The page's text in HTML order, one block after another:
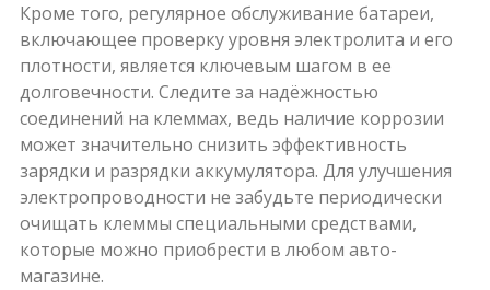
Кроме того, регулярное обслуживание батареи,
включающее проверку уровня электролита и его
плотности, является ключевым шагом в ее
долговечности. Следите за надёжностью
соединений на клеммах, ведь наличие коррозии
может значительно снизить эффективность
зарядки и разрядки аккумулятора. Для улучшения
электропроводности не забудьте периодически
очищать клеммы специальными средствами,
которые можно приобрести в любом авто-
магазине.